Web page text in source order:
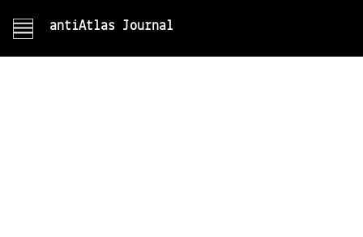
antiAtlas Journal